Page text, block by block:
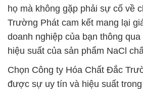
họ mà không gặp phải sự cố về
Trường Phát cam kết mang lại
doanh nghiệp của bạn thông
hiệu suất của sản phẩm NaCl
Chọn Công ty Hóa Chất Đắc
được sự uy tín và hiệu suất